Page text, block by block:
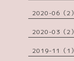
2020-06（2）
2020-03（2）
2019-11（1）